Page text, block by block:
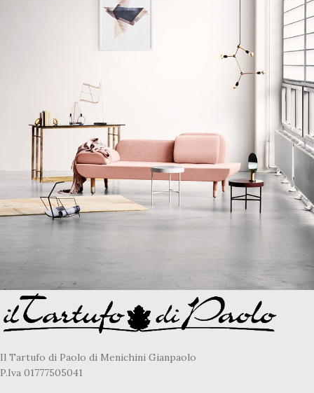
Decor
Rhoncus quisque sollicitudin
Il Tartufo di Paolo di Menichini Gianpaolo
P.Iva 01777505041